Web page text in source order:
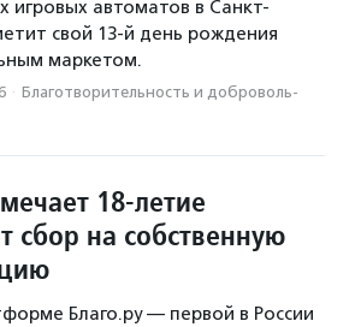
игровых автоматов в Санкт-
свой 13-й день рождения
маркетом.
· Благотвори­тель­ность и доброволь­
18-летие
сбор на собственную
Благо.ру — первой в России